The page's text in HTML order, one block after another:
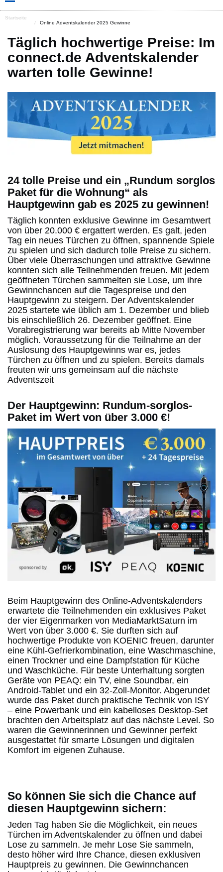
Startseite
Online Adventskalender 2025 Gewinne
Täglich hochwertige Preise: Im
connect.de Adventskalender
warten tolle Gewinne!
24 tolle Preise und ein „Rundum sorglos
Paket für die Wohnung“ als
Hauptgewinn gab es 2025 zu gewinnen!
Täglich konnten exklusive Gewinne im Gesamtwert
von über 20.000 € ergattert werden. Es galt, jeden
Tag ein neues Türchen zu öffnen, spannende Spiele
zu spielen und sich dadurch tolle Preise zu sichern.
Über viele Überraschungen und attraktive Gewinne
konnten sich alle Teilnehmenden freuen. Mit jedem
geöffneten Türchen sammelten sie Lose, um ihre
Gewinnchancen auf die Tagespreise und den
Hauptgewinn zu steigern. Der Adventskalender
2025 startete wie üblich am 1. Dezember und blieb
bis einschließlich 26. Dezember geöffnet. Eine
Vorabregistrierung war bereits ab Mitte November
möglich. Voraussetzung für die Teilnahme an der
Auslosung des Hauptgewinns war es, jedes
Türchen zu öffnen und zu spielen. Bereits damals
freuten wir uns gemeinsam auf die nächste
Adventszeit
Der Hauptgewinn: Rundum-sorglos-
Paket im Wert von über 3.000 €!
Beim Hauptgewinn des Online-Adventskalenders
erwartete die Teilnehmenden ein exklusives Paket
der vier Eigenmarken von MediaMarktSaturn im
Wert von über 3.000 €. Sie durften sich auf
hochwertige Produkte von KOENIC freuen, darunter
eine Kühl-Gefrierkombination, eine Waschmaschine,
einen Trockner und eine Dampfstation für Küche
und Waschküche. Für beste Unterhaltung sorgten
Geräte von PEAQ: ein TV, eine Soundbar, ein
Android-Tablet und ein 32-Zoll-Monitor. Abgerundet
wurde das Paket durch praktische Technik von ISY
– eine Powerbank und ein kabelloses Desktop-Set
brachten den Arbeitsplatz auf das nächste Level. So
waren die Gewinnerinnen und Gewinner perfekt
ausgestattet für smarte Lösungen und digitalen
Komfort im eigenen Zuhause.
So können Sie sich die Chance auf
diesen Hauptgewinn sichern:
Jeden Tag haben Sie die Möglichkeit, ein neues
Türchen im Adventskalender zu öffnen und dabei
Lose zu sammeln. Je mehr Lose Sie sammeln,
desto höher wird Ihre Chance, diesen exklusiven
Hauptpreis zu gewinnen. Die Gewinnchancen